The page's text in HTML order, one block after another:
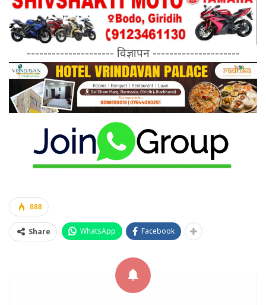
--------------------- विज्ञापन ---------------------
888
Share WhatsApp Facebook